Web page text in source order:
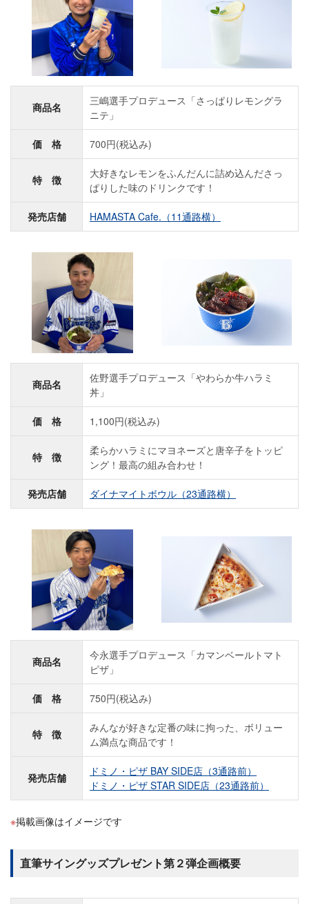
商品名
三嶋選手プロデュース「さっぱりレモングラ
ニテ」
価 格 700円(税込み)
特 徴
大好きなレモンをふんだんに詰め込んださっ
ぱりした味のドリンクです！
発売店舗 HAMASTA Cafe.（11通路横）
商品名
佐野選手プロデュース「やわらか牛ハラミ
丼」
価 格 1,100円(税込み)
特 徴
柔らかハラミにマヨネーズと唐辛子をトッピ
ング！最高の組み合わせ！
発売店舗 ダイナマイトボウル（23通路横）
商品名
今永選手プロデュース「カマンベールトマト
ピザ」
価 格 750円(税込み)
特 徴
みんなが好きな定番の味に拘った、ボリュー
ム満点な商品です！
発売店舗
ドミノ・ピザ BAY SIDE店（3通路前）
ドミノ・ピザ STAR SIDE店（23通路前）
掲載画像はイメージです
直筆サイングッズプレゼント第２弾企画概要